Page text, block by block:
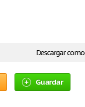
Descargar como
Guardar